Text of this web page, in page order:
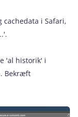
cachedata i Safari,
'al historik' i
Bekræft